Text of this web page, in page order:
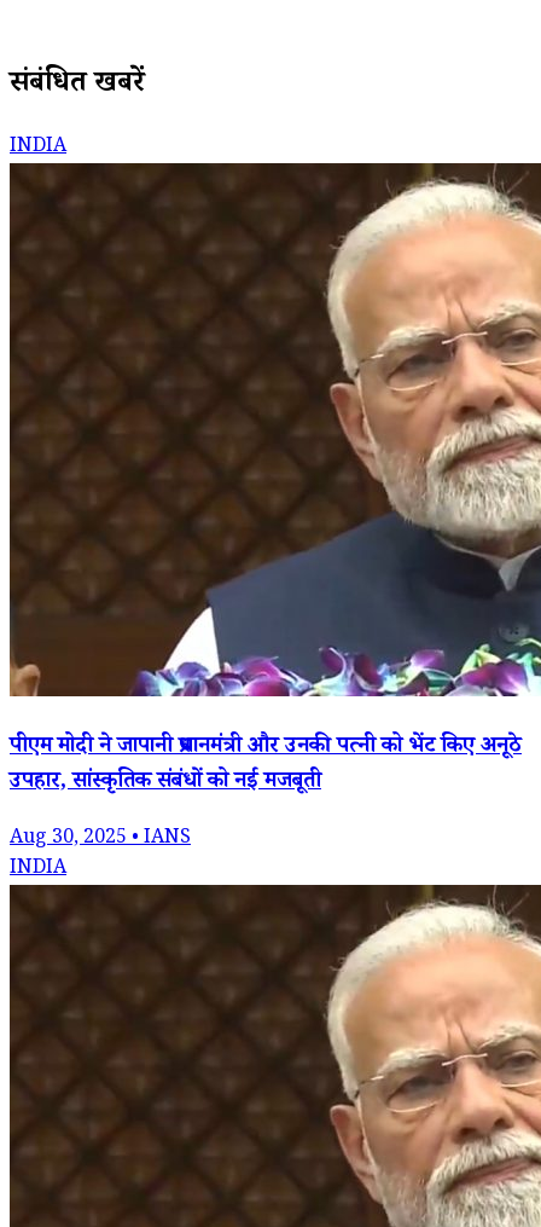
संबंधित खबरें
INDIA
पीएम मोदी ने जापानी प्रधानमंत्री और उनकी पत्नी को भेंट किए अनूठे
उपहार, सांस्कृतिक संबंधों को नई मजबूती
Aug 30, 2025 • IANS
INDIA